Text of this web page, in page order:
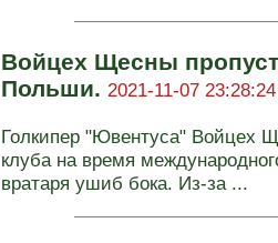
Войцех Щесны
Польши. 2021-11-07 23:28:24
Голкипер "Ювентуса" Войцех
клуба на время
вратаря ушиб бока. Из-за ...